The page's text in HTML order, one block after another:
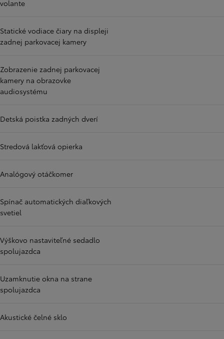
volante
Statické vodiace čiary na displeji
zadnej parkovacej kamery
Zobrazenie zadnej parkovacej
kamery na obrazovke
audiosystému
Detská poistka zadných dverí
Stredová lakťová opierka
Analógový otáčkomer
Spínač automatických diaľkových
svetiel
Výškovo nastaviteľné sedadlo
spolujazdca
Uzamknutie okna na strane
spolujazdca
Akustické čelné sklo